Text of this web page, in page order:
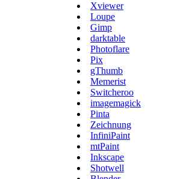
Xviewer
Loupe
Gimp
darktable
Photoflare
Pix
gThumb
Memerist
Switcheroo
imagemagick
Pinta
Zeichnung
InfiniPaint
mtPaint
Inkscape
Shotwell